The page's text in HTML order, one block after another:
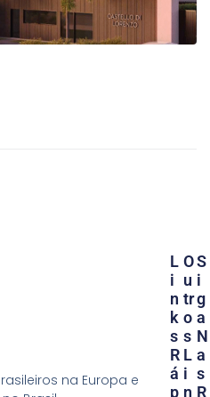
na Europa e
O
U
Tr
O
S
L
I
N
L
I
N
K
S
R
Á
P
S
I
G
A
N
A
S
R